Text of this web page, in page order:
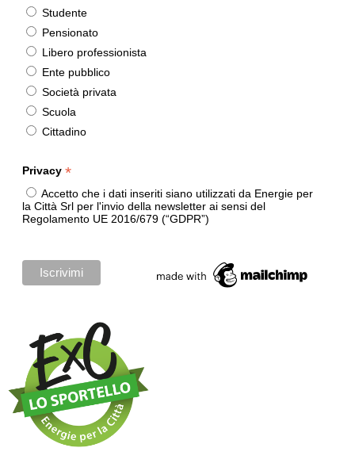
Studente
Pensionato
Libero professionista
Ente pubblico
Società privata
Scuola
Cittadino
Privacy *
Accetto che i dati inseriti siano utilizzati da Energie per
la Città Srl per l'invio della newsletter ai sensi del
Regolamento UE 2016/679 (“GDPR”)